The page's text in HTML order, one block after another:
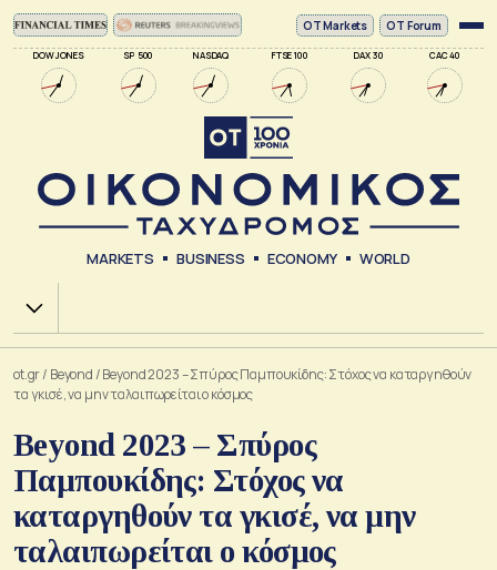
DOW JONES SP 500 NASDAQ FTSE 100 DAX 30 CAC 40
ΟΤ Markets OT Forum
MARKETS BUSINESS ECONOMY WORLD
Χ.Α.
ot.gr/ Beyond /Beyond 2023 – Σπύρος Παμπουκίδης: Στόχος να καταργηθούν
τα γκισέ, να μην ταλαιπωρείται ο κόσμος
Beyond 2023 – Σπύρος
Παμπουκίδης: Στόχος να
καταργηθούν τα γκισέ, να μην
ταλαιπωρείται ο κόσμος